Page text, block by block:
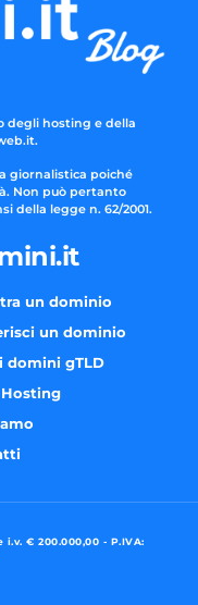
degli hosting e della
giornalistica poiché
Non può pertanto
della legge n. 62/2001.
un dominio
un dominio
domini gTLD
€ 200.000,00 - P.IVA: